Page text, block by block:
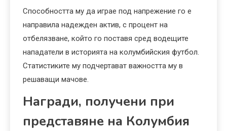
Способността му да играе под напрежение го е
направила надежден актив, с процент на
отбелязване, който го поставя сред водещите
нападатели в историята на колумбийския футбол.
Статистиките му подчертават важността му в
решаващи мачове.
Награди, получени при
представяне на Колумбия